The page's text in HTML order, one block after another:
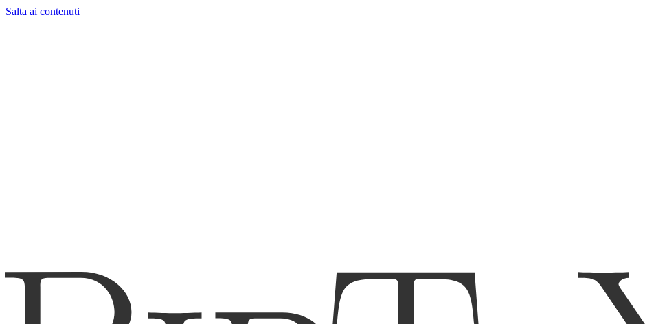
Salta ai contenuti